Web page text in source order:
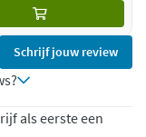
Schrijf jouw review
als eerste een